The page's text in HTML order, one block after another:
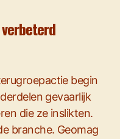
begin
gevaarlijk
die ze inslikten.
branche. Geomag